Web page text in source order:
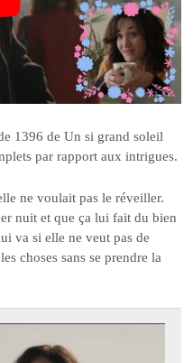
1396 de Un si grand soleil
par rapport aux intrigues.
ne voulait pas le réveiller.
nuit et que ça lui fait du bien
va si elle ne veut pas de
choses sans se prendre la